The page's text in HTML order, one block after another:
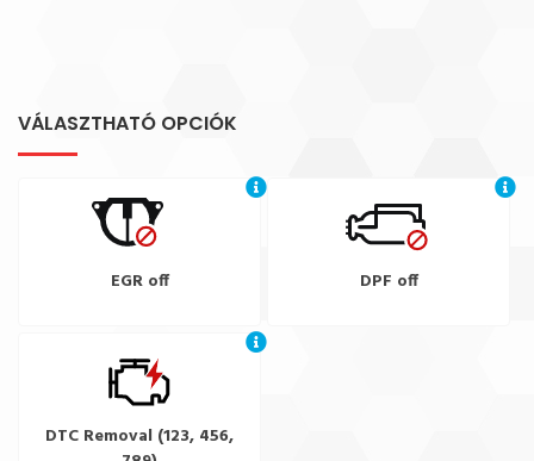
VÁLASZTHATÓ OPCIÓK
EGR off DPF off
DTC Removal (123, 456,